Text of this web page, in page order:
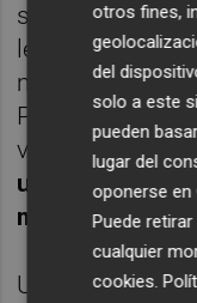
su azulejo en el
leyendas del
momento de
Parejo y
ventana de
una ovación
minutos en sus
Una salida de
otros fines,
del
solo a este
pueden
lugar del
oponerse en
Puede
cualquier
cookies.